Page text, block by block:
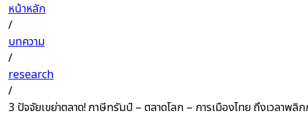
หน้าหลัก
/
บทความ
/
research
/
3 ปัจจัยเขย่าตลาด! ภาษีทรัมป์ – ตลาดโลก – การเมืองไทย ถึงเวลาพ